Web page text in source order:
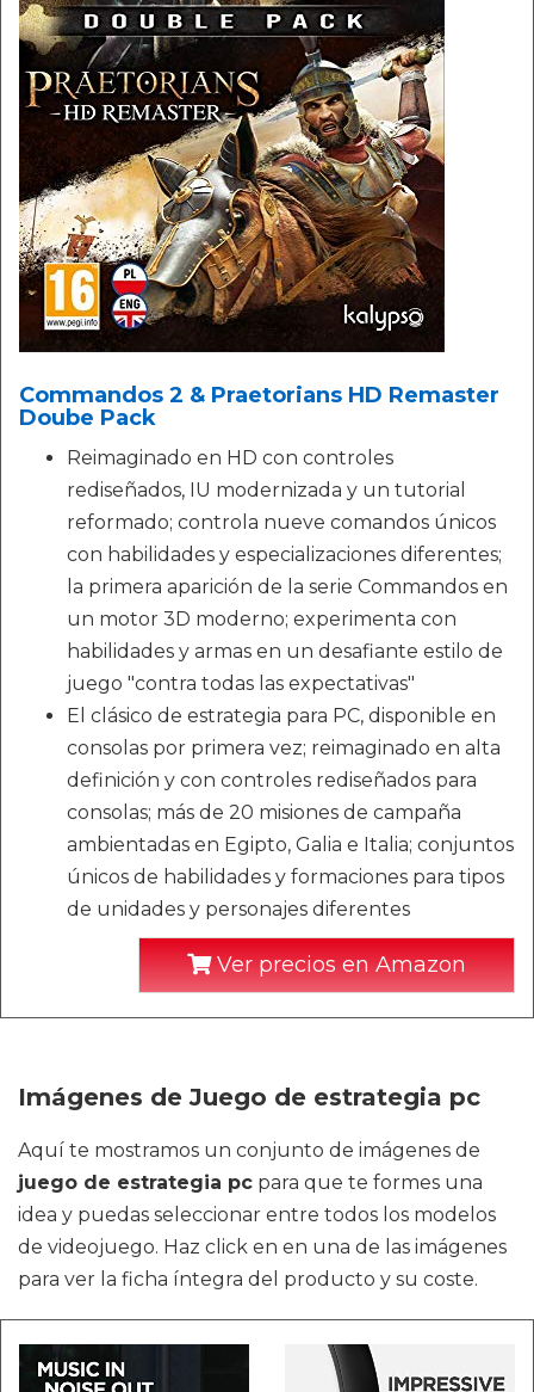
Commandos 2 & Praetorians HD Remaster
Doube Pack
Reimaginado en HD con controles
rediseñados, IU modernizada y un tutorial
reformado; controla nueve comandos únicos
con habilidades y especializaciones diferentes;
la primera aparición de la serie Commandos en
un motor 3D moderno; experimenta con
habilidades y armas en un desafiante estilo de
juego "contra todas las expectativas"
El clásico de estrategia para PC, disponible en
consolas por primera vez; reimaginado en alta
definición y con controles rediseñados para
consolas; más de 20 misiones de campaña
ambientadas en Egipto, Galia e Italia; conjuntos
únicos de habilidades y formaciones para tipos
de unidades y personajes diferentes
Ver precios en Amazon
Imágenes de Juego de estrategia pc
Aquí te mostramos un conjunto de imágenes de
juego de estrategia pc para que te formes una
idea y puedas seleccionar entre todos los modelos
de videojuego. Haz click en en una de las imágenes
para ver la ficha íntegra del producto y su coste.